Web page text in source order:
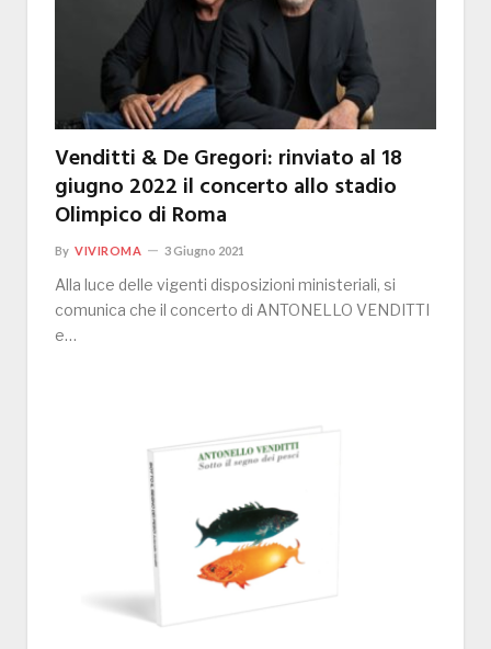
Venditti & De Gregori: rinviato al 18
giugno 2022 il concerto allo stadio
Olimpico di Roma
By VIVIROMA 3 Giugno 2021
Alla luce delle vigenti disposizioni ministeriali, si
comunica che il concerto di ANTONELLO VENDITTI
e…